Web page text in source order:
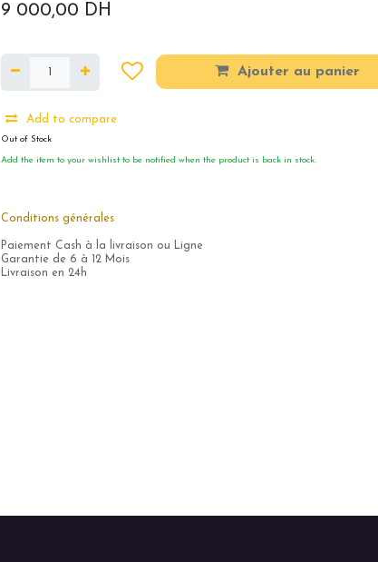
9 000,00 DH
Ajouter au panier
Add to compare
Out of Stock
Add the item to your wishlist to be notified when the product is back in stock.
Conditions générales
Paiement Cash à la livraison ou Ligne
Garantie de 6 à 12 Mois
Livraison en 24h